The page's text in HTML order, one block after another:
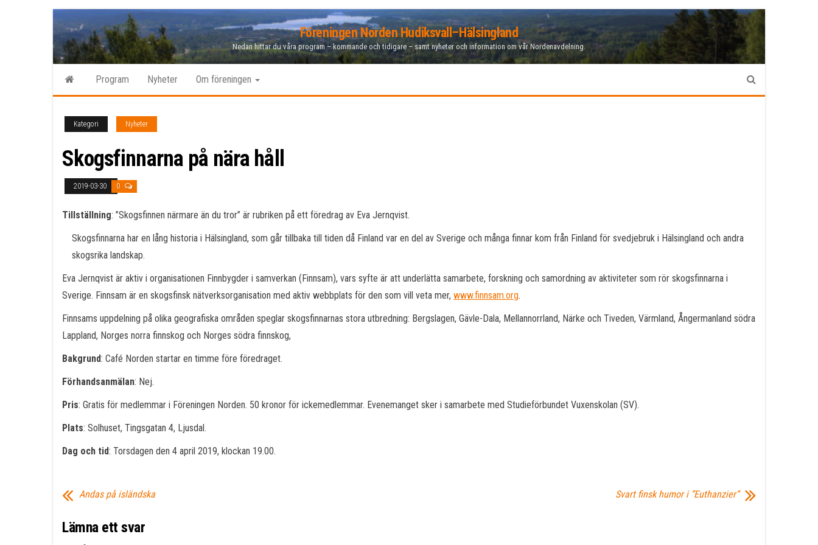
Hoppa
till
innehåll
Föreningen Norden Hudiksvall–Hälsingland
Nedan hittar du våra program – kommande och tidigare – samt nyheter och information om vår Nordenavdelning.
Program Nyheter Om föreningen
Kategori Nyheter
Skogsfinnarna på nära håll
2019-03-30 0
Tillställning: ”Skogsfinnen närmare än du tror” är rubriken på ett föredrag av Eva Jernqvist.
Skogsfinnarna har en lång historia i Hälsingland, som går tillbaka till tiden då Finland var en del av Sverige och många finnar kom från Finland för svedjebruk i Hälsingland och andra
skogsrika landskap.
Eva Jernqvist är aktiv i organisationen Finnbygder i samverkan (Finnsam), vars syfte är att underlätta samarbete, forskning och samordning av aktiviteter som rör skogsfinnarna i
Sverige. Finnsam är en skogsfinsk nätverksorganisation med aktiv webbplats för den som vill veta mer, www.finnsam.org.
Finnsams uppdelning på olika geografiska områden speglar skogsfinnarnas stora utbredning: Bergslagen, Gävle-Dala, Mellannorrland, Närke och Tiveden, Värmland, Ångermanland södra
Lappland, Norges norra finnskog och Norges södra finnskog,
Bakgrund: Café Norden startar en timme före föredraget.
Förhandsanmälan: Nej.
Pris: Gratis för medlemmar i Föreningen Norden. 50 kronor för ickemedlemmar. Evenemanget sker i samarbete med Studieförbundet Vuxenskolan (SV).
Plats: Solhuset, Tingsgatan 4, Ljusdal.
Dag och tid: Torsdagen den 4 april 2019, klockan 19.00.
Andas på isländska Svart finsk humor i ”Euthanzier”
Lämna ett svar